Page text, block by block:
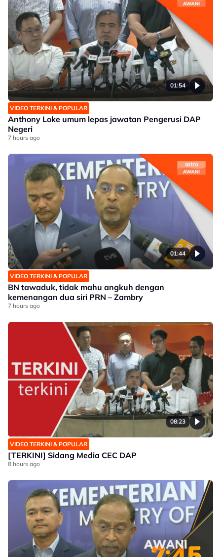
01:54
VIDEO TERKINI & POPULAR
Anthony Loke umum lepas jawatan Pengerusi DAP
Negeri
7 hours ago
01:44
VIDEO TERKINI & POPULAR
BN tawaduk, tidak mahu angkuh dengan
kemenangan dua siri PRN – Zambry
7 hours ago
08:23
VIDEO TERKINI & POPULAR
[TERKINI] Sidang Media CEC DAP
8 hours ago